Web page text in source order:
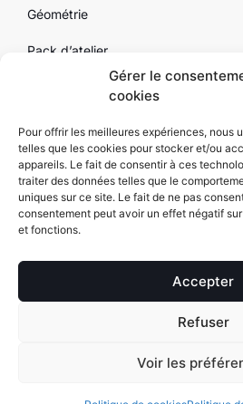
Gérer le
cookies
Pour offrir les meilleures expériences, nous
telles que les cookies pour stocker et/ou
appareils. Le fait de consentir à ces
traiter des données telles que le
uniques sur ce site. Le fait de ne pas
consentement peut avoir un effet négatif
et fonctions.
Accepter
Refuser
Voir les
Géométrie
Pack d’atelier
Contact
réservés Alexyne.com |
| Réalisation
NOUS CONTACTER
LIVRAISON GRATUITE